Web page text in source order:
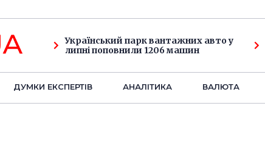
Український парк вантажних авто у
липні поповнили 1206 машин
ДУМКИ ЕКСПЕРТIВ АНАЛIТИКА ВАЛЮТА